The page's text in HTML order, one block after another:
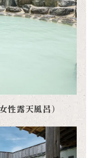
露天風呂）